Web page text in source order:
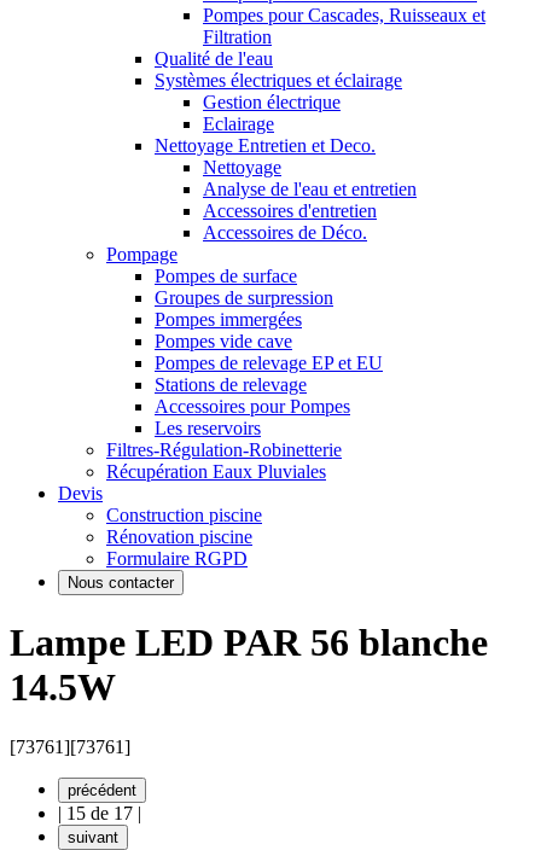
Pompes pour Cascades, Ruisseaux et
Filtration
Qualité de l'eau
Systèmes électriques et éclairage
Gestion électrique
Eclairage
Nettoyage Entretien et Deco.
Nettoyage
Analyse de l'eau et entretien
Accessoires d'entretien
Accessoires de Déco.
Pompage
Pompes de surface
Groupes de surpression
Pompes immergées
Pompes vide cave
Pompes de relevage EP et EU
Stations de relevage
Accessoires pour Pompes
Les reservoirs
Filtres-Régulation-Robinetterie
Récupération Eaux Pluviales
Devis
Construction piscine
Rénovation piscine
Formulaire RGPD
Nous contacter
Lampe LED PAR 56 blanche
14.5W
[73761][73761]
précédent
| 15 de 17 |
suivant